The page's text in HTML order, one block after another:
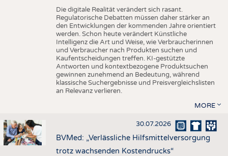
Die digitale Realität verändert sich rasant.
Regulatorische Debatten müssen daher stärker an
den Entwicklungen der kommenden Jahre orientiert
werden. Schon heute verändert Künstliche
Intelligenz die Art und Weise, wie Verbraucherinnen
und Verbraucher nach Produkten suchen und
Kaufentscheidungen treffen. KI-gestützte
Antworten und kontextbezogene Produktsuchen
gewinnen zunehmend an Bedeutung, während
klassische Suchergebnisse und Preisvergleichslisten
an Relevanz verlieren.
MORE
30.07.2026
BVMed: „Verlässliche Hilfsmittelversorgung
trotz wachsenden Kostendrucks“